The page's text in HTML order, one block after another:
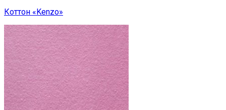
Коттон «Kenzo»